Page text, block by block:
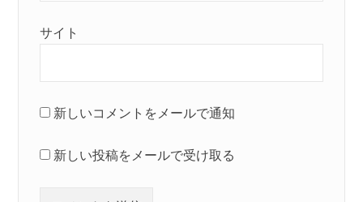
サイト
新しいコメントをメールで通知
新しい投稿をメールで受け取る